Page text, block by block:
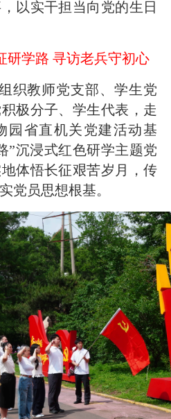
以实干担当向党的生日
研学路 寻访老兵守初心
织教师党支部、学生党
极分子、学生代表，走
园省直机关党建活动基
”沉浸式红色研学主题党
体悟长征艰苦岁月，传
党员思想根基。